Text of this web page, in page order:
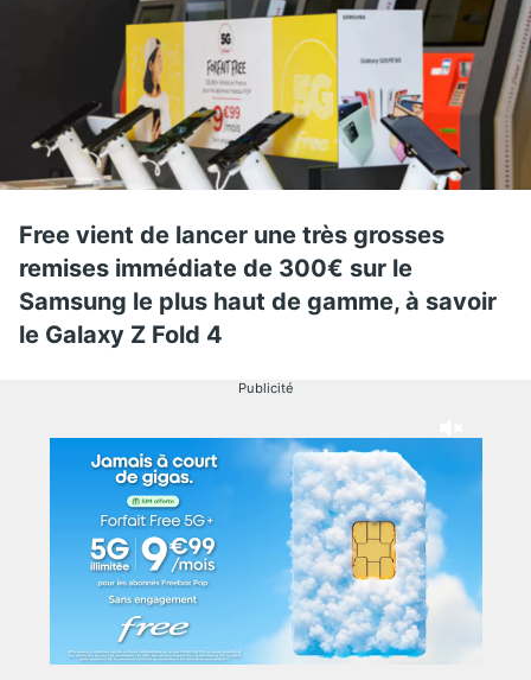
Free vient de lancer une très grosses
remises immédiate de 300€ sur le
Samsung le plus haut de gamme, à savoir
le Galaxy Z Fold 4
Publicité